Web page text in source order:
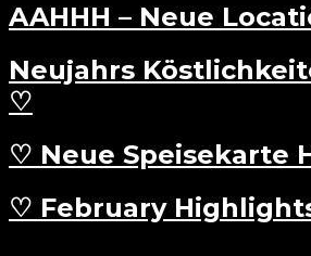
AAHHH – Neue
Neujahrs
♡
♡ Neue Speisekarte
♡ February